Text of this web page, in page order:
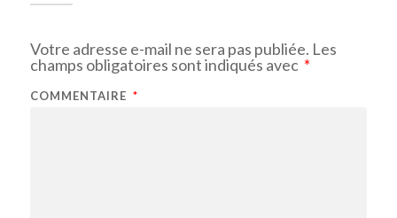
Votre adresse e-mail ne sera pas publiée. Les
champs obligatoires sont indiqués avec *
COMMENTAIRE *